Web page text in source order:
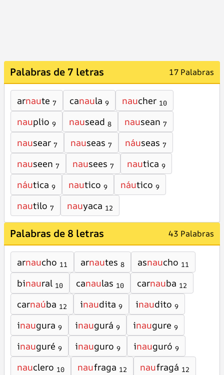
Palabras de 7 letras 17 Palabras
arnaute 7 canaula 9 naucher 10
nauplio 9 nausead 8 nausean 7
nausear 7 nauseas 7 náuseas 7
nauseen 7 nausees 7 nautica 9
náutica 9 nautico 9 náutico 9
nautilo 7 nauyaca 12
Palabras de 8 letras 43 Palabras
arnaucho 11 arnautes 8 asnaucho 11
binaural 10 canaulas 10 carnauba 12
carnaúba 12 inaudita 9 inaudito 9
inaugura 9 inaugurá 9 inaugure 9
inauguré 9 inauguro 9 inauguró 9
nauclero 10 naufraga 12 naufragá 12